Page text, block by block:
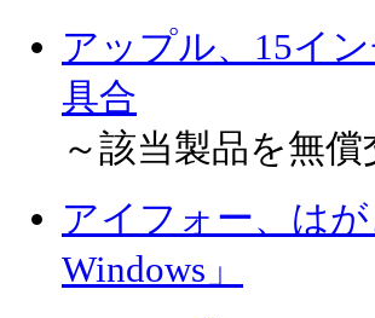
アップル、15イ
具合
～該当製品を無償
アイフォー、は
Windows」